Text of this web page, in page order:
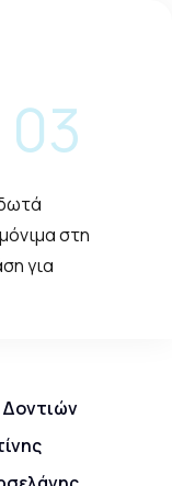
03
στη
για